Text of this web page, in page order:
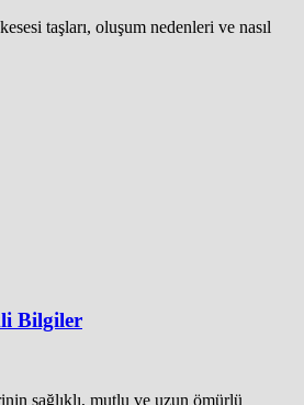
taşları, oluşum nedenleri ve nasıl
Bilgiler
sağlıklı, mutlu ve uzun ömürlü